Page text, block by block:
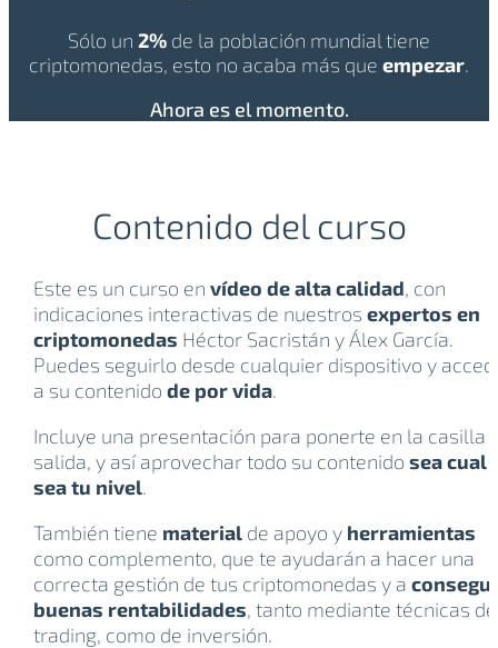
Sólo un 2% de la población mundial tiene
criptomonedas, esto no acaba más que empezar.
Ahora es el momento.
Contenido del curso
Este es un curso en vídeo de alta calidad, con
indicaciones interactivas de nuestros expertos en
criptomonedas Héctor Sacristán y Álex García.
Puedes seguirlo desde cualquier dispositivo y
a su contenido de por vida.
Incluye una presentación para ponerte en la casilla
salida, y así aprovechar todo su contenido sea cual
sea tu nivel.
También tiene materialde apoyo y herramientas
como complemento, que te ayudarán a hacer una
correcta gestión de tus criptomonedas y a
buenas rentabilidades, tanto mediante técnicas de
trading, como de inversión.